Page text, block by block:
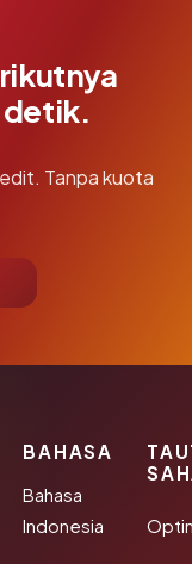
detik.
Tanpa kuota
BAHASA
Bahasa
Indonesia